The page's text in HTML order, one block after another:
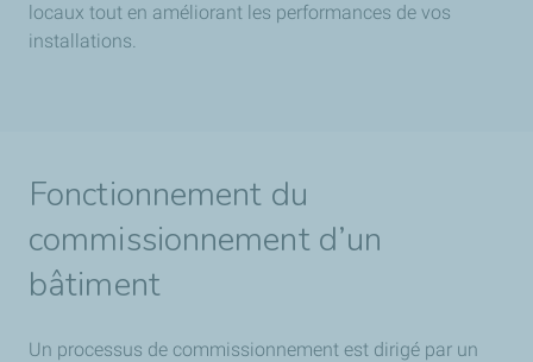
locaux tout en améliorant les performances de vos
installations.
Fonctionnement du
commissionnement d’un
bâtiment
Un processus de commissionnement est dirigé par un